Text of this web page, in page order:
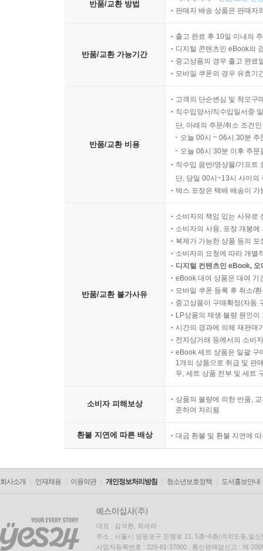
반품/교환 방법
판매자 배송 상품은 판매자
반품/교환 가능기간
출고 완료 후 10일 이내의
디지털 콘텐츠인 eBook의
중고상품의 경우 출고 완료
모바일 쿠폰의 경우 유효기
반품/교환 비용
고객의 단순변심 및 착오구
직수입양서/직수입일서중
단, 아래의 주문/취소 조건
오늘 00시 ~ 06시 30분
오늘 06시 30분 이후 주
직수입 음반/영상물/기프트
단, 당일 00시~13시 사이의
박스 포장은 택배 배송이
반품/교환 불가사유
소비자의 책임 있는 사유로
소비자의 사용, 포장 개봉
복제가 가능한 상품 등의
소비자의 요청에 따라 개별
디지털 컨텐츠인 eBook,
eBook 대여 상품은 대여 기
모바일 쿠폰 등록 후 취소/
중고상품이 구매확정(자동
LP상품의 재생 불량 원인
시간의 경과에 의해 재판매
전자상거래 등에서의 소비
eBook 세트 상품은 일괄 구
1개의 상품으로 취급 및 판
우, 세트 상품 전부 및 세트
소비자 피해보상
상품의 불량에 의한 반품,
준하여 처리됨
환불 지연에 따른 배상 대금 환불 및 환불 지연에
회사소개 인재채용 이용약관 개인정보처리방침 청소년보호정책 도서홍보안내
대표 : 김석환, 최세라
주소 : 서울시 영등포구 은행로 11, 5층~6층(여의도동,일신
사업자등록번호 : 229-81-37000 통신판매업신고 : 제